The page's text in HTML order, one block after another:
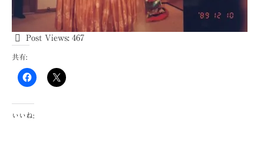
Post Views: 467
共有:
いいね: